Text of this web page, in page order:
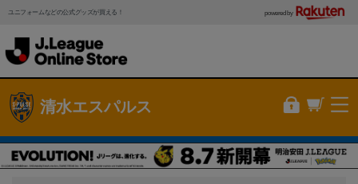
ユニフォームなどの公式グッズが買える！ powered by
清水エスパルス